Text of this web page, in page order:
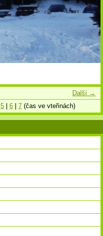
Další →
5 6 7 (čas ve vteřinách)